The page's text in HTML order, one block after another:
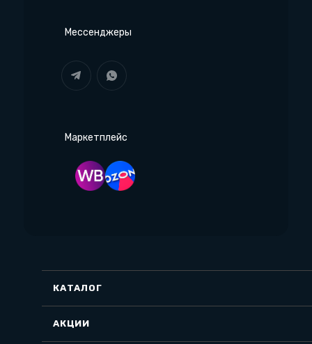
Мессенджеры
Маркетплейс
КАТАЛОГ
АКЦИИ